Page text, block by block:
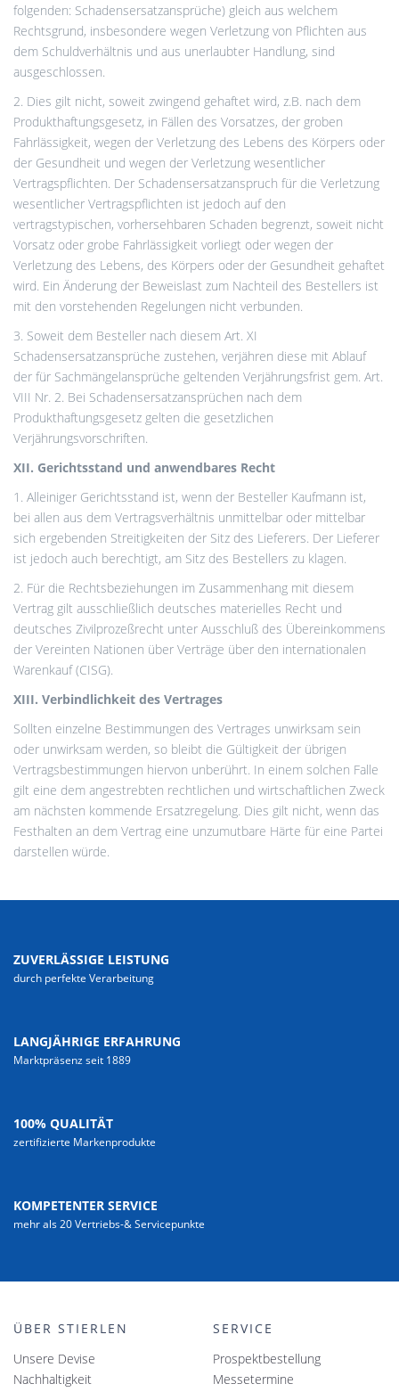
folgenden: Schadensersatzansprüche) gleich aus welchem
Rechtsgrund, insbesondere wegen Verletzung von Pflichten aus
dem Schuldverhältnis und aus unerlaubter Handlung, sind
ausgeschlossen.
2. Dies gilt nicht, soweit zwingend gehaftet wird, z.B. nach dem
Produkthaftungsgesetz, in Fällen des Vorsatzes, der groben
Fahrlässigkeit, wegen der Verletzung des Lebens des Körpers oder
der Gesundheit und wegen der Verletzung wesentlicher
Vertragspflichten. Der Schadensersatzanspruch für die Verletzung
wesentlicher Vertragspflichten ist jedoch auf den
vertragstypischen, vorhersehbaren Schaden begrenzt, soweit nicht
Vorsatz oder grobe Fahrlässigkeit vorliegt oder wegen der
Verletzung des Lebens, des Körpers oder der Gesundheit gehaftet
wird. Ein Änderung der Beweislast zum Nachteil des Bestellers ist
mit den vorstehenden Regelungen nicht verbunden.
3. Soweit dem Besteller nach diesem Art. XI
Schadensersatzansprüche zustehen, verjähren diese mit Ablauf
der für Sachmängelansprüche geltenden Verjährungsfrist gem. Art.
VIII Nr. 2. Bei Schadensersatzansprüchen nach dem
Produkthaftungsgesetz gelten die gesetzlichen
Verjährungsvorschriften.
XII. Gerichtsstand und anwendbares Recht
1. Alleiniger Gerichtsstand ist, wenn der Besteller Kaufmann ist,
bei allen aus dem Vertragsverhältnis unmittelbar oder mittelbar
sich ergebenden Streitigkeiten der Sitz des Lieferers. Der Lieferer
ist jedoch auch berechtigt, am Sitz des Bestellers zu klagen.
2. Für die Rechtsbeziehungen im Zusammenhang mit diesem
Vertrag gilt ausschließlich deutsches materielles Recht und
deutsches Zivilprozeßrecht unter Ausschluß des Übereinkommens
der Vereinten Nationen über Verträge über den internationalen
Warenkauf (CISG).
XIII. Verbindlichkeit des Vertrages
Sollten einzelne Bestimmungen des Vertrages unwirksam sein
oder unwirksam werden, so bleibt die Gültigkeit der übrigen
Vertragsbestimmungen hiervon unberührt. In einem solchen Falle
gilt eine dem angestrebten rechtlichen und wirtschaftlichen Zweck
am nächsten kommende Ersatzregelung. Dies gilt nicht, wenn das
Festhalten an dem Vertrag eine unzumutbare Härte für eine Partei
darstellen würde.
ZUVERLÄSSIGE LEISTUNG
durch perfekte Verarbeitung
LANGJÄHRIGE ERFAHRUNG
Marktpräsenz seit 1889
100% QUALITÄT
zertifizierte Markenprodukte
KOMPETENTER SERVICE
mehr als 20 Vertriebs-& Servicepunkte
ÜBER STIERLEN
Unsere Devise
Nachhaltigkeit
SERVICE
Prospektbestellung
Messetermine